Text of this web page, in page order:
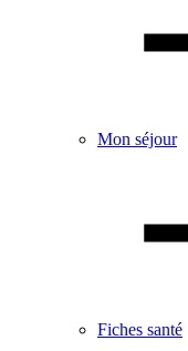
Mon séjour
Fiches santé